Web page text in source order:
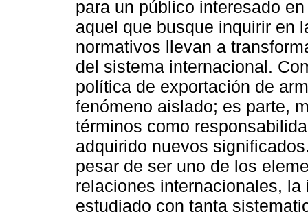
para un público interesado
aquel que busque inquirir en
normativos llevan a
del sistema internacional.
política de exportación de
fenómeno aislado; es parte,
términos como
adquirido nuevos
pesar de ser uno de los
relaciones internacionales,
estudiado con tanta